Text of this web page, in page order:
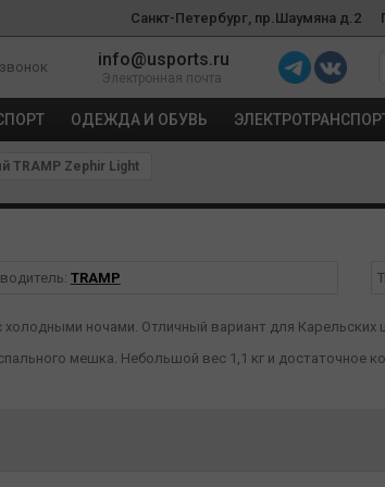
Санкт-Петербург, пр.Шаумяна д.2
info@usports.ru
Электронная почта
ОДЕЖДА И ОБУВЬ
TRAMP Zephir Light
TRAMP
холодными ночами. Отличный вариант для Карельских
мешка. Небольшой вес 1,1 кг и достаточное
обработанные синтетическим полимером и
тепло даже в намокшем состоянии.